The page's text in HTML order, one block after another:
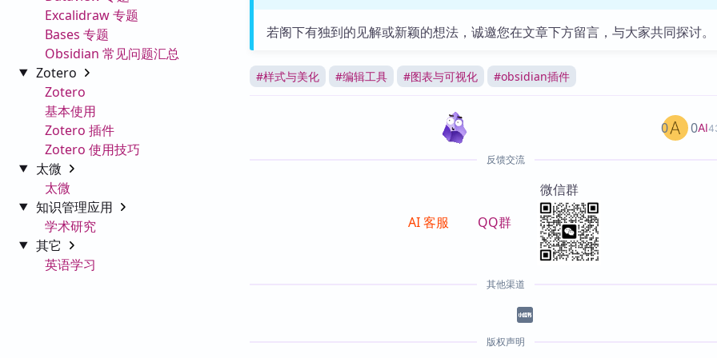
Excalidraw 专题
Bases 专题
Obsidian 常见问题汇总
Zotero
Zotero
基本使用
Zotero 插件
Zotero 使用技巧
太微
太微
知识管理应用
学术研究
其它
英语学习
若阁下有独到的见解或新颖的想法，诚邀您在文章下方留言，与大家共同探讨。
#样式与美化 #编辑工具 #图表与可视化 #obsidian插件
AI
0 0
反馈交流
AI 客服 QQ群
微信群
其他渠道
版权声明